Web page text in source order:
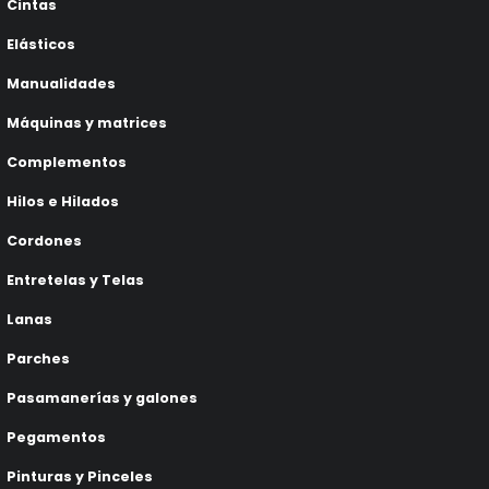
Cintas
Elásticos
Manualidades
Máquinas y matrices
Complementos
Hilos e Hilados
Cordones
Entretelas y Telas
Lanas
Parches
Pasamanerías y galones
Pegamentos
Pinturas y Pinceles